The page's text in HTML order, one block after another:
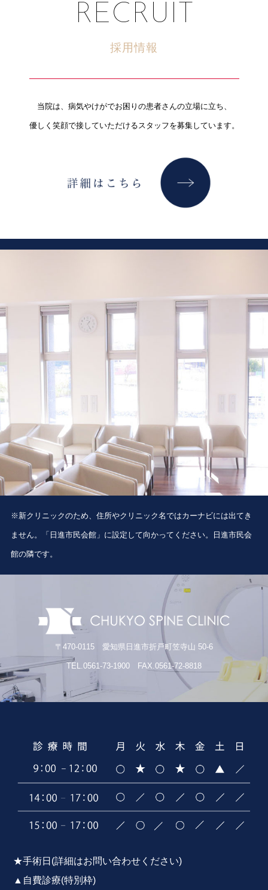
RECRUIT
採用情報
当院は、病気やけがでお困りの患者さんの立場に立ち、
優しく笑顔で接していただけるスタッフを募集しています。
※新クリニックのため、住所やクリニック名ではカーナビには出てき
ません。「日進市民会館」に設定して向かってください。日進市民会
館の隣です。
〒470-0115 愛知県日進市折戸町笠寺山 50-6
TEL.0561-73-1900 FAX.0561-72-8818
★手術日(詳細はお問い合わせください)
▲自費診療(特別枠)